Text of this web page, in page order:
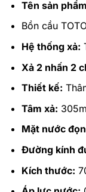
Tên sản
Bồn cầu
Hệ thống xả:
Xả 2 nhấn 2
Thiết kế:
Tâm xả:
Mặt nước
Đường kính
Kích thước: